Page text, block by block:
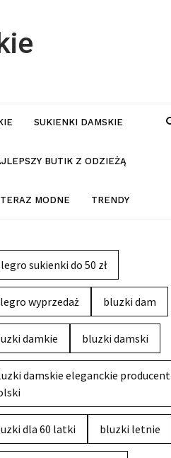
SUKIENKI DAMSKIE
BUTIK Z ODZIEŻĄ
MODNE TRENDY
sukienki do 50 zł
wyprzedaż bluzki dam
damkie bluzki damski
damskie eleganckie producent
dla 60 latki bluzki letnie